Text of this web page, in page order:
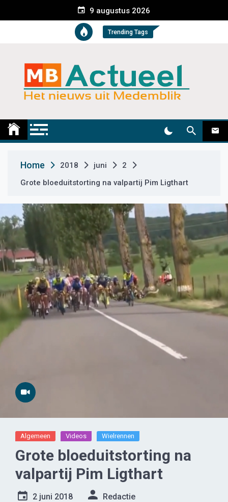
e
t
9 augustus 2026
Trending Tags
Medemblik Actueel
Home 2018 juni
2
Grote bloeduitstorting na valpartij Pim Ligthart
Algemeen Videos Wielrennen
Grote bloeduitstorting na
valpartij Pim Ligthart
2 juni 2018 Redactie